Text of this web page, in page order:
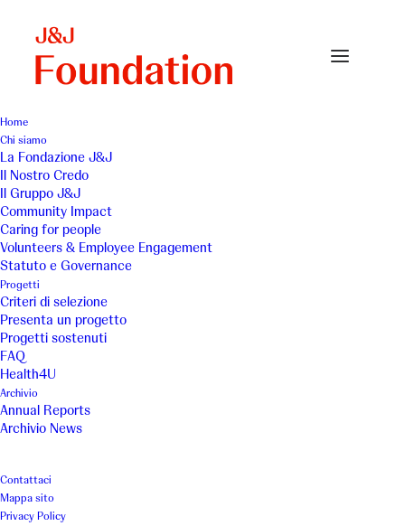
Home
Chi siamo
La Fondazione J&J
Il Nostro Credo
Il Gruppo J&J
Community Impact
Caring for people
Volunteers & Employee Engagement
Statuto e Governance
Progetti
Criteri di selezione
Presenta un progetto
Progetti sostenuti
FAQ
Health4U
Archivio
Annual Reports
Archivio News
Contattaci
Mappa sito
Privacy Policy
Page-Volunteers-Card-Race-the-cure
Home